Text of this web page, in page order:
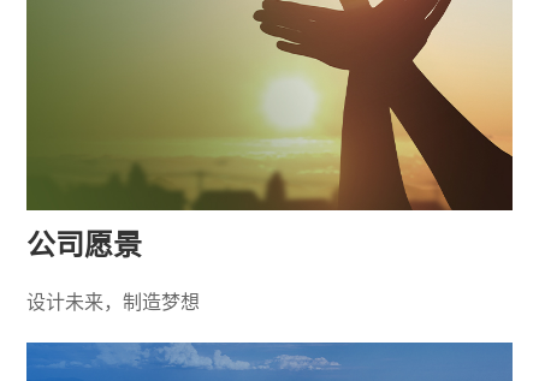
公司愿景
设计未来，制造梦想